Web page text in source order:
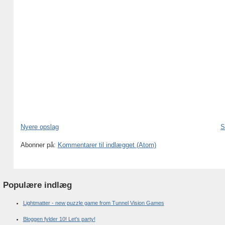
Nyere opslag
Abonner på: Kommentarer til indlægget (Atom)
Populære indlæg
Lightmatter - new puzzle game from Tunnel Vision Games
Bloggen fylder 10! Let's party!